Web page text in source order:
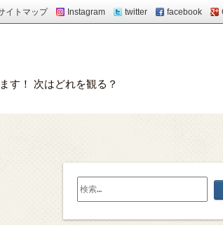
イトマップ Instagram twitter facebook
す！ 次はどれを観る？
検
索: